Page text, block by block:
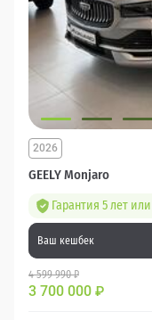
GEELY Monjaro
2026
Гарантия 5 лет
Ваш кешбек
4 599 990 ₽
3 700 000 ₽